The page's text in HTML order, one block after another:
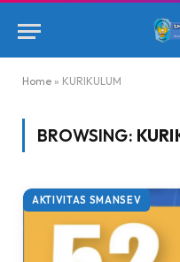
Home » KURIKULUM
BROWSING:
AKTIVITAS SMANSEV